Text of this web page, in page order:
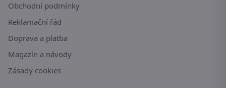
Obchodní podmínky
Reklamační řád
Doprava a platba
Magazín a návody
Zásady cookies